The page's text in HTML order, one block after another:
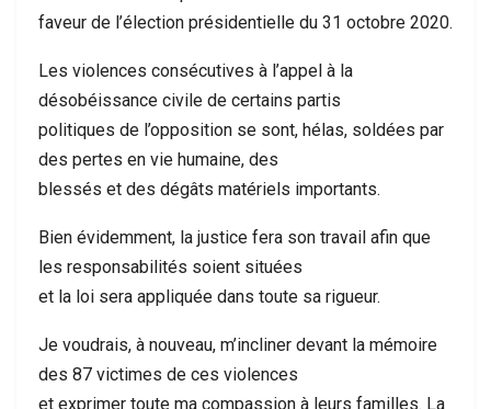
faveur de l’élection présidentielle du 31 octobre 2020.
Les violences consécutives à l’appel à la
désobéissance civile de certains partis
politiques de l’opposition se sont, hélas, soldées par
des pertes en vie humaine, des
blessés et des dégâts matériels importants.
Bien évidemment, la justice fera son travail afin que
les responsabilités soient situées
et la loi sera appliquée dans toute sa rigueur.
Je voudrais, à nouveau, m’incliner devant la mémoire
des 87 victimes de ces violences
et exprimer toute ma compassion à leurs familles. La